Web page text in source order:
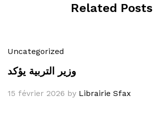
Related Posts
Uncategorized
وزير التربية يؤكد
15 février 2026 by Librairie Sfax